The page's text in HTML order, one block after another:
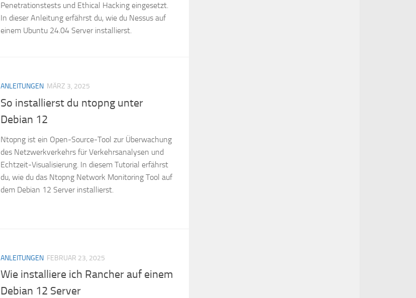
Penetrationstests und Ethical Hacking eingesetzt.
In dieser Anleitung erfährst du, wie du Nessus auf
einem Ubuntu 24.04 Server installierst.
ANLEITUNGEN MÄRZ 3, 2025
So installierst du ntopng unter
Debian 12
Ntopng ist ein Open-Source-Tool zur Überwachung
des Netzwerkverkehrs für Verkehrsanalysen und
Echtzeit-Visualisierung. In diesem Tutorial erfährst
du, wie du das Ntopng Network Monitoring Tool auf
dem Debian 12 Server installierst.
ANLEITUNGEN FEBRUAR 23, 2025
Wie installiere ich Rancher auf einem
Debian 12 Server